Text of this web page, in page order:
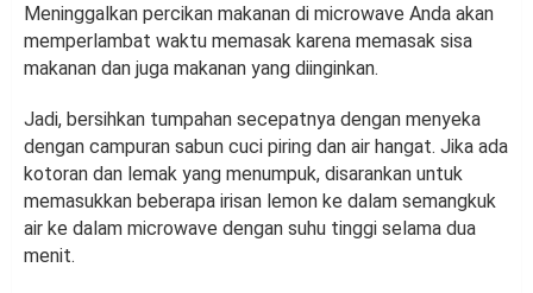
Meninggalkan percikan makanan di microwave Anda akan
memperlambat waktu memasak karena memasak sisa
makanan dan juga makanan yang diinginkan.
Jadi, bersihkan tumpahan secepatnya dengan menyeka
dengan campuran sabun cuci piring dan air hangat. Jika ada
kotoran dan lemak yang menumpuk, disarankan untuk
memasukkan beberapa irisan lemon ke dalam semangkuk
air ke dalam microwave dengan suhu tinggi selama dua
menit.